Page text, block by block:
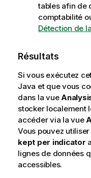
tables afin de
comptabilité
Détection de
Résultats
Si vous exécutez
Java et que vous
dans la vue
stocker localement
accéder via la vue
Vous pouvez
kept per indicator
lignes de données
accessibles.